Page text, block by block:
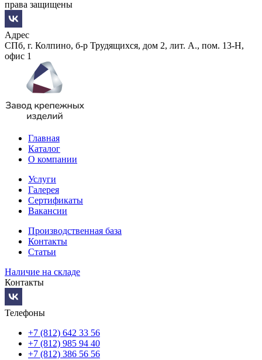
права защищены
Адрес
СПб, г. Колпино, б-р Трудящихся, дом 2, лит. А., пом. 13-Н,
офис 1
Главная
Каталог
О компании
Услуги
Галерея
Сертификаты
Вакансии
Производственная база
Контакты
Статьи
Наличие на складе
Контакты
Телефоны
+7 (812) 642 33 56
+7 (812) 985 94 40
+7 (812) 386 56 56